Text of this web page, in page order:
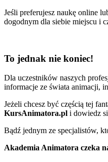
Jeśli preferujesz naukę online
dogodnym dla siebie miejscu i
To jednak nie koniec!
Dla uczestników naszych
informacje ze świata animacji,
Jeżeli chcesz być częścią tej
KursAnimatora.pl i dowiedz
Bądź jednym ze specjalistów,
Akademia Animatora czeka